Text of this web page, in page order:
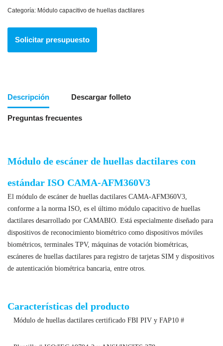
Categoría: Módulo capacitivo de huellas dactilares
Solicitar presupuesto
Descripción Descargar folleto
Preguntas frecuentes
Módulo de escáner de huellas dactilares con
estándar ISO CAMA-AFM360V3
El módulo de escáner de huellas dactilares CAMA-AFM360V3,
conforme a la norma ISO, es el último módulo capacitivo de huellas
dactilares desarrollado por CAMABIO. Está especialmente diseñado para
dispositivos de reconocimiento biométrico como dispositivos móviles
biométricos, terminales TPV, máquinas de votación biométricas,
escáneres de huellas dactilares para registro de tarjetas SIM y dispositivos
de autenticación biométrica bancaria, entre otros.
Características del producto
Módulo de huellas dactilares certificado FBI PIV y FAP10 #